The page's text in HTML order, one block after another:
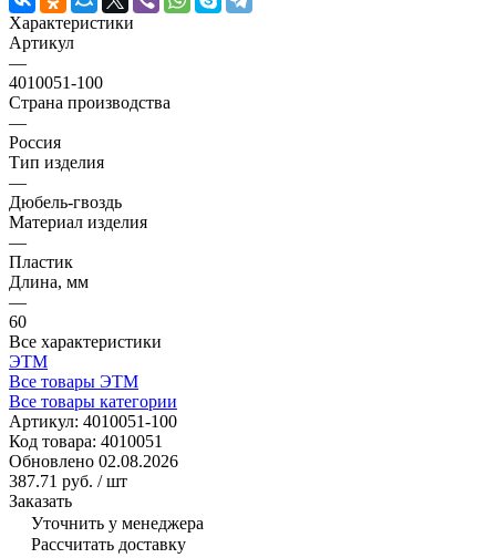
Характеристики
Артикул
—
4010051-100
Страна производства
—
Россия
Тип изделия
—
Дюбель-гвоздь
Материал изделия
—
Пластик
Длина, мм
—
60
Все характеристики
ЭТМ
Все товары ЭТМ
Все товары категории
Артикул: 4010051-100
Код товара: 4010051
Обновлено 02.08.2026
387.71 руб. / шт
Заказать
Уточнить у менеджера
Рассчитать доставку